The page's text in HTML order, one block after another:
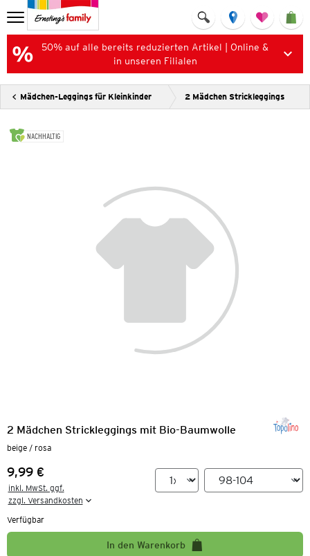
50% auf alle bereits reduzierten Artikel | Online &
in unseren Filialen
Mädchen-Leggings für Kleinkinder 2 Mädchen Strickleggings
NACHHALTIG
2 Mädchen Strickleggings mit Bio-Baumwolle
beige / rosa
Preis:
9,99 €
inkl. MwSt. ggf.
zzgl. Versandkosten
Verfügbar
In den Warenkorb